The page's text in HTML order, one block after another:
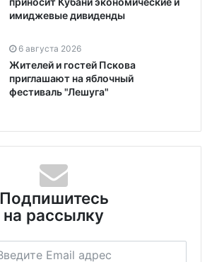
имиджевые дивиденды
6 августа 2026
Жителей и гостей Пскова
приглашают на яблочный
фестиваль "Лешуга"
Подпишитесь
на рассылку